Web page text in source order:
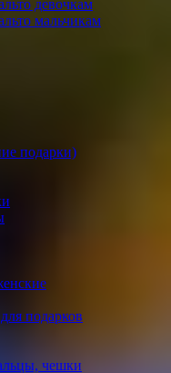
девочкам
мальчикам
подарки)
подарков
чешки